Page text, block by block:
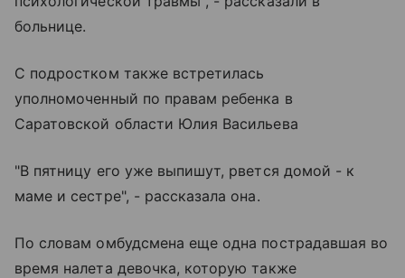
больнице.
С подростком также встретилась
уполномоченный по правам ребенка в
Саратовской области Юлия Васильева
"В пятницу его уже выпишут, рвется домой - к
маме и сестре", - рассказала она.
По словам омбудсмена еще одна пострадавшая во
время налета девочка, которую также